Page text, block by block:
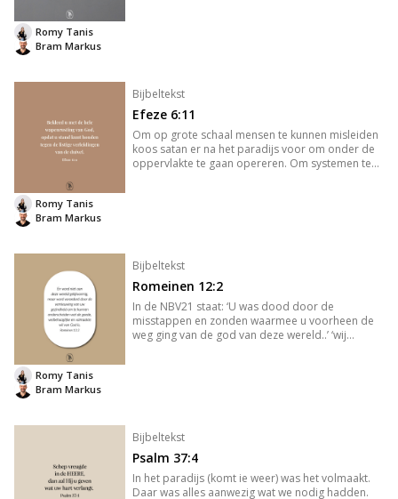
Bram Markus
Romy Tanis
Bijbeltekst
Efeze 6:11
Om op grote schaal mensen te kunnen misleiden
koos satan er na het paradijs voor om onder de
oppervlakte te gaan opereren. Om systemen te
Bram Markus
Romy Tanis
Bijbeltekst
Romeinen 12:2
In de NBV21 staat: ‘U was dood door de
misstappen en zonden waarmee u voorheen de
weg ging van de god van deze wereld..’ ‘wij
Bram Markus
Romy Tanis
Bijbeltekst
Psalm 37:4
In het paradijs (komt ie weer) was het volmaakt.
Daar was alles aanwezig wat we nodig hadden.